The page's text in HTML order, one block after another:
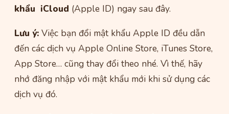
khẩu iCloud (Apple ID) ngay sau đây.
Lưu ý: Việc bạn đổi mật khẩu Apple ID đều dẫn
đến các dịch vụ Apple Online Store, iTunes Store,
App Store… cũng thay đổi theo nhé. Vì thế, hãy
nhớ đăng nhập với mật khẩu mới khi sử dụng các
dịch vụ đó.